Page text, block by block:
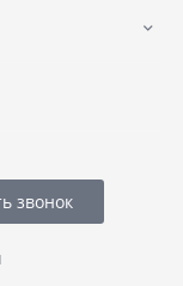
звонок